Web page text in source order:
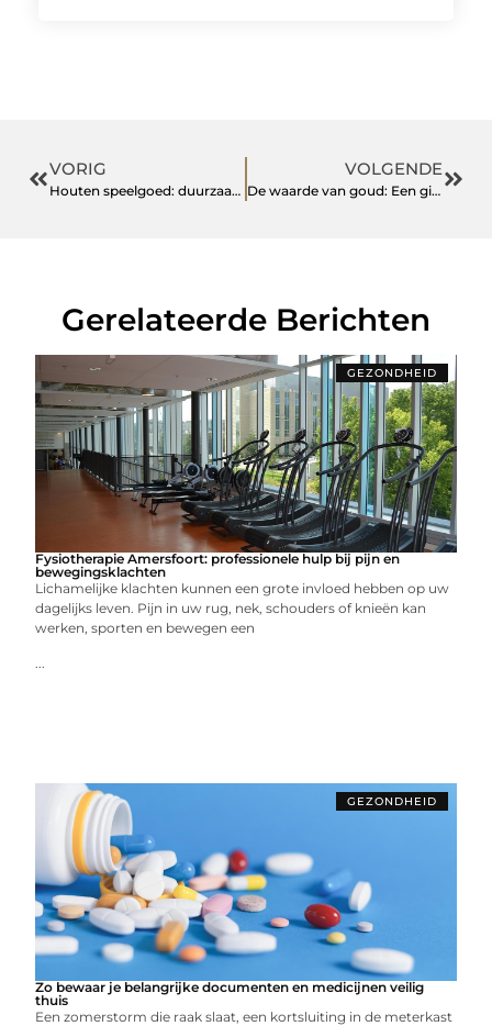
VORIG
Houten speelgoed: duurzaam en educatief verantwoord
VOLGENDE
De waarde van goud: Een gids voor goudinkoop in Arnhem
Gerelateerde Berichten
GEZONDHEID
Fysiotherapie Amersfoort: professionele hulp bij pijn en
bewegingsklachten
Lichamelijke klachten kunnen een grote invloed hebben op uw
dagelijks leven. Pijn in uw rug, nek, schouders of knieën kan
werken, sporten en bewegen een
...
GEZONDHEID
Zo bewaar je belangrijke documenten en medicijnen veilig
thuis
Een zomerstorm die raak slaat, een kortsluiting in de meterkast